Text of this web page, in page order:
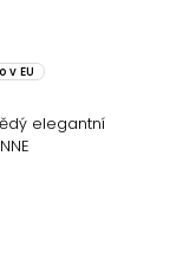
v EU
elegantní